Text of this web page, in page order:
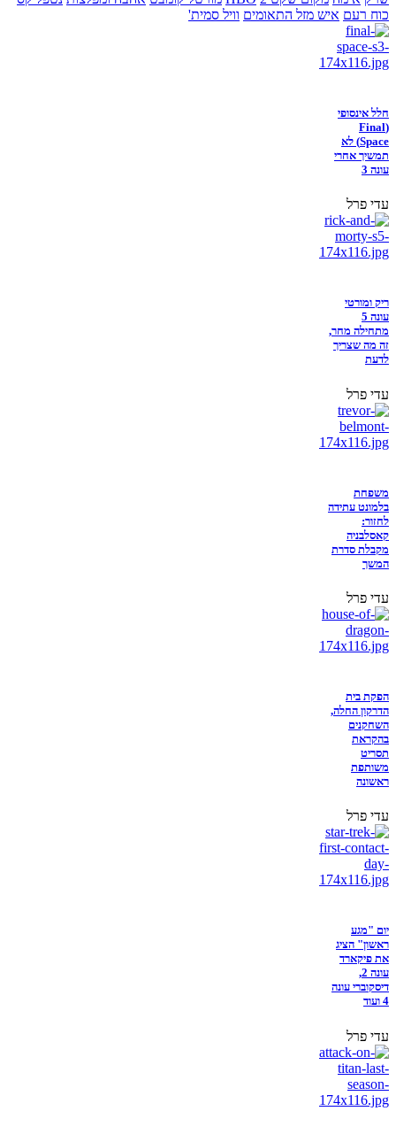
כוח רעם איש מזל התאומים וויל סמית'
חלל אינסופי
(Final
Space) לא
תמשיך אחרי
עונה 3
עדי פרל
ריק ומורטי
עונה 5
מתחילה מחר,
זה מה שצריך
לדעת
עדי פרל
משפחת
בלמונט עתידה
לחזור:
קאסלבניה
מקבלת סדרת
המשך
עדי פרל
הפקת בית
הדרקון החלה,
השחקנים
בהקראת
תסריט
משותפת
ראשונה
עדי פרל
יום "מגע
ראשון" הציג
את פיקארד
עונה 2,
דיסקוברי עונה
4 ועוד
עדי פרל